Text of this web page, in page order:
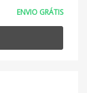
ENVIO GRÁTIS